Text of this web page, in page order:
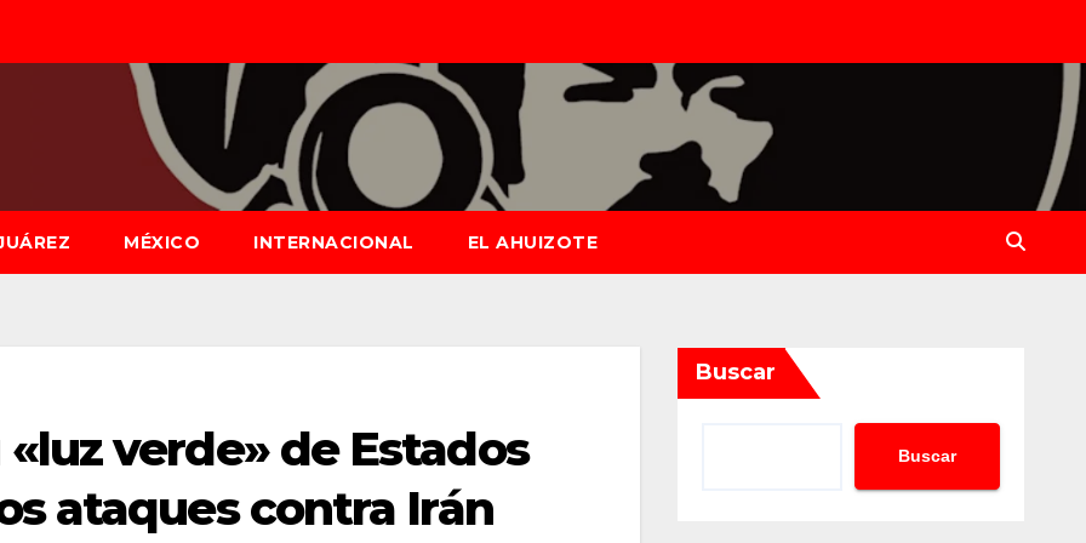
MÉXICO INTERNACIONAL EL AHUIZOTE
verde» de Estados
ataques contra Irán
Buscar
Buscar